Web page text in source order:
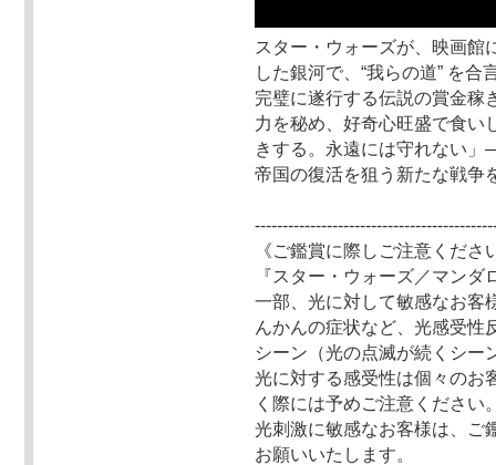
スター・ウォーズが、映画
した銀河で、“我らの道” を
完璧に遂行する伝説の賞金稼
力を秘め、好奇心旺盛で食い
きする。永遠には守れない
帝国の復活を狙う新たな戦争
《ご鑑賞に際しご注意くださ
『スター・ウォーズ／マン
一部、光に対して敏感なお客
んかんの症状など、光感受性
シーン（光の点滅が続くシー
光に対する感受性は個々のお
く際には予めご注意ください
光刺激に敏感なお客様は、ご
お願いいたします。